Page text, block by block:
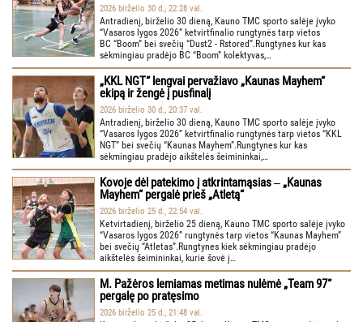
2026 birželio 30 d., 22:28 val.
Antradienį, birželio 30 dieną, Kauno TMC sporto salėje įvyko
“Vasaros lygos 2026” ketvirtfinalio rungtynės tarp vietos
BC “Boom” bei svečių “Dust2 - Rstored”.Rungtynes kur kas
sėkmingiau pradėjo BC “Boom” kolektyvas,…
„KKL NGT“ lengvai pervažiavo „Kaunas Mayhem“
ekipą ir žengė į pusfinalį
2026 birželio 30 d., 20:37 val.
Antradienį, birželio 30 dieną, Kauno TMC sporto salėje įvyko
“Vasaros lygos 2026” ketvirtfinalio rungtynės tarp vietos “KKL
NGT” bei svečių “Kaunas Mayhem”.Rungtynes kur kas
sėkmingiau pradėjo aikštelės šeimininkai,…
Kovoje dėl patekimo į atkrintamąsias ‒ „Kaunas
Mayhem“ pergalė prieš „Atletą“
2026 birželio 25 d., 22:54 val.
Ketvirtadienį, birželio 25 dieną, Kauno TMC sporto salėje įvyko
“Vasaros lygos 2026” rungtynės tarp vietos “Kaunas Mayhem”
bei svečių “Atletas”.Rungtynes kiek sėkmingiau pradėjo
aikštelės šeimininkai, kurie šovė į…
M. Pažėros lemiamas metimas nulėmė „Team 97“
pergalę po pratęsimo
2026 birželio 25 d., 21:48 val.